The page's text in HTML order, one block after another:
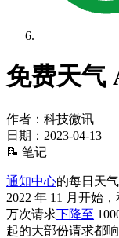
免费天气
作者：科技微讯
日期： 2023-04-13
📝 笔记
通知中心的每日天
2022 年 11 月开始
万次请求下降至
起的大部份请求都